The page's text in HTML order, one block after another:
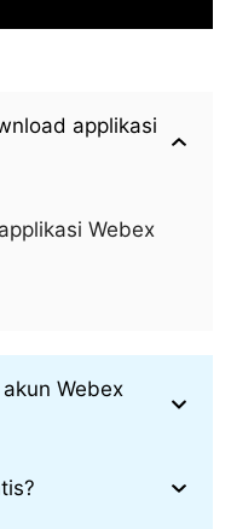
applikasi
Webex
Webex